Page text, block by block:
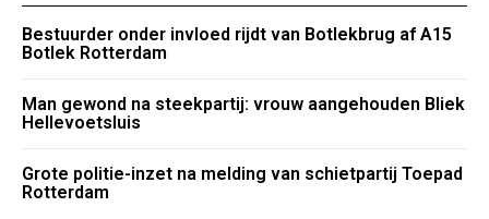
Bestuurder onder invloed rijdt van Botlekbrug af A15
Botlek Rotterdam
Man gewond na steekpartij: vrouw aangehouden Bliek
Hellevoetsluis
Grote politie-inzet na melding van schietpartij Toepad
Rotterdam